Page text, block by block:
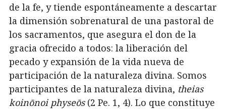
de la fe, y tiende espontáneamente a descartar
la dimensión sobrenatural de una pastoral de
los sacramentos, que asegura el don de la
gracia ofrecido a todos: la liberación del
pecado y expansión de la vida nueva de
participación de la naturaleza divina. Somos
participantes de la naturaleza divina, theias
koinōnoi physeōs(2 Pe. 1, 4). Lo que constituye